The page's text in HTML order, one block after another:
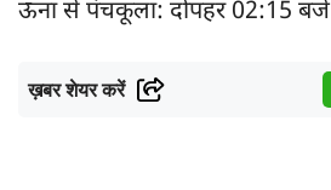
ऊना से पंचकूला: दोपहर 02:15 बजे
ख़बर शेयर करें